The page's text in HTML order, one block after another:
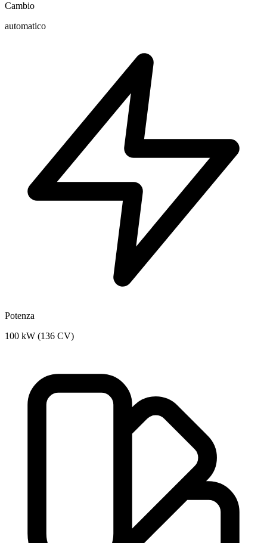
Cambio
automatico
Potenza
100 kW (136 CV)